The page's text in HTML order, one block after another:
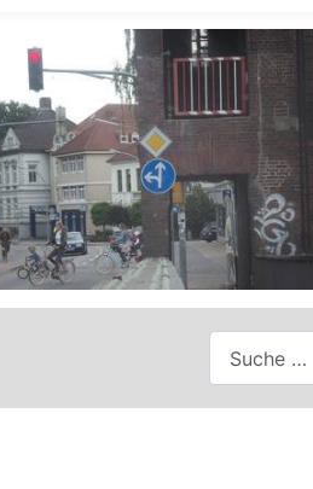
Suchen